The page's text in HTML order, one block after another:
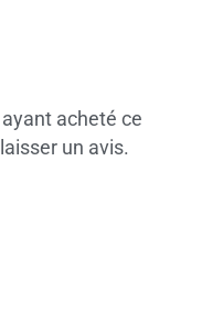
acheté ce
un avis.